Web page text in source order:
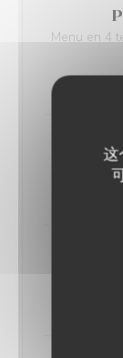
这
Menu en 4